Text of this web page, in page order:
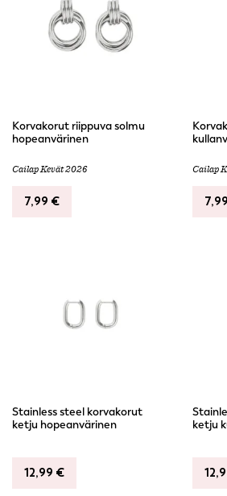
Korvakorut riippuva solmu
hopeanvärinen
Cailap Kevät 2026
7,99 €
Cailap
7,99
Stainless steel korvakorut
ketju hopeanvärinen
12,99 €
ketju